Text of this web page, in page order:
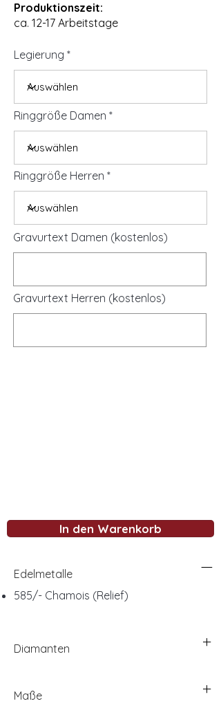
Produktionszeit:
ca. 12-17 Arbeitstage
Legierung
Ringgröße Damen
Ringgröße Herren
Gravurtext Damen (kostenlos)
Gravurtext Herren (kostenlos)
In den Warenkorb
Edelmetalle
585/- Chamois (Relief)
Diamanten
Maße